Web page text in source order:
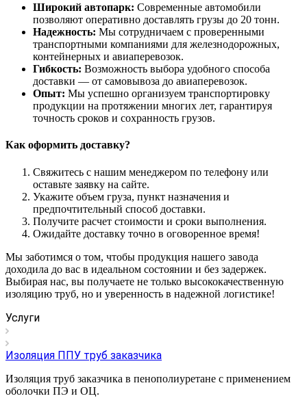
Широкий автопарк: Современные автомобили
позволяют оперативно доставлять грузы до 20 тонн.
Надежность: Мы сотрудничаем с проверенными
транспортными компаниями для железнодорожных,
контейнерных и авиаперевозок.
Гибкость: Возможность выбора удобного способа
доставки — от самовывоза до авиаперевозок.
Опыт: Мы успешно организуем транспортировку
продукции на протяжении многих лет, гарантируя
точность сроков и сохранность грузов.
Как оформить доставку?
Свяжитесь с нашим менеджером по телефону или
оставьте заявку на сайте.
Укажите объем груза, пункт назначения и
предпочтительный способ доставки.
Получите расчет стоимости и сроки выполнения.
Ожидайте доставку точно в оговоренное время!
Мы заботимся о том, чтобы продукция нашего завода
доходила до вас в идеальном состоянии и без задержек.
Выбирая нас, вы получаете не только высококачественную
изоляцию труб, но и уверенность в надежной логистике!
Услуги
Изоляция ППУ труб заказчика
Изоляция труб заказчика в пенополиуретане с применением
оболочки ПЭ и ОЦ.